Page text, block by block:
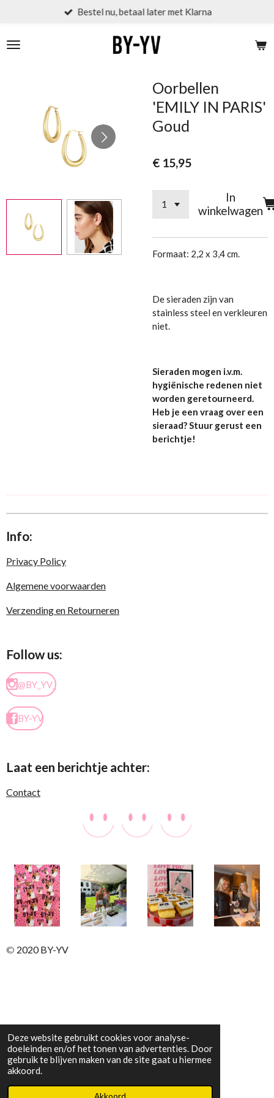
Deze website gebruikt cookies voor analyse-
doeleinden en/of het tonen van advertenties. Door
gebruik te blijven maken van de site gaat u hiermee
akkoord.
naar
de
Bestel nu, betaal later met Klarna
Oorbellen
'EMILY IN PARIS'
Goud
€ 15,95
In
winkelwagen
Formaat: 2,2 x 3,4 cm.
De sieraden zijn van
stainless steel en verkleuren
niet.
Sieraden mogen i.v.m.
hygiënische redenen niet
worden geretourneerd.
Heb je een vraag over een
sieraad? Stuur gerust een
berichtje!
Info:
Privacy Policy
Algemene voorwaarden
Verzending en Retourneren
Follow us:
@BY_YV_
BY-YV
Laat een berichtje achter:
Contact
© 2020 BY-YV